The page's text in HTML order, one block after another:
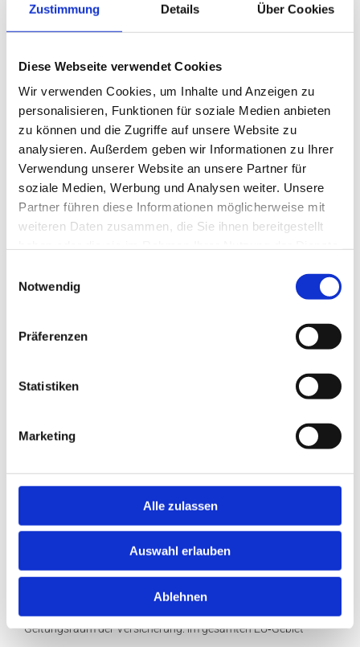
Zustimmung Details Über Cookies
Diese Webseite verwendet Cookies
Wir verwenden Cookies, um Inhalte und Anzeigen zu
personalisieren, Funktionen für soziale Medien anbieten
zu können und die Zugriffe auf unsere Website zu
analysieren. Außerdem geben wir Informationen zu Ihrer
Verwendung unserer Website an unsere Partner für
soziale Medien, Werbung und Analysen weiter. Unsere
Partner führen diese Informationen möglicherweise mit
weiteren Daten zusammen, die Sie ihnen bereitgestellt
Notwendig
Präferenzen
Statistiken
Marketing
Alle zulassen
Auswahl erlauben
Ablehnen
Recht­li­cher Hin­weis:Die EU hat ein On­line-Ver­fah­ren zur Bei­le­
gung von Strei­tig­kei­ten zwi­schen Un­ter­neh­mern und Ver­brau­
chern ge­schaf­fen. In­for­ma­tio­nen dazu fin­den Sie unter
ec.​eu­ro­pa.​eu/​con­su­mers/​odr
einer Ver­brau­cher­schlich­tungs­stel­le.
Berufsbezeichnung und berufsrechtliche Regelungen
Berufsbezeichnung: Rechtsanwalt
Zuständige Kammer: Rechtsanwaltskammer Oldenburg,
Verliehen durch: Deutschland
Rechtsanwaltsvergütungsgesetz (RVG), Berufsordnung für
Berufsregelungen der Rechtsanwälte der Europäischen Union
Name und Sitz des Versicherers:
Großer Burstah 3, 20457 Hamburg, Telefon 040 3617-0
Bundesrechtsanwaltsordnung verpflichtet, eine
Berufshaftpflichtversicherung mit einer
Mindestversicherungssumme von EUR 250.000,00 zu
Geltungsraum der Versicherung: im gesamten EU‐Gebiet